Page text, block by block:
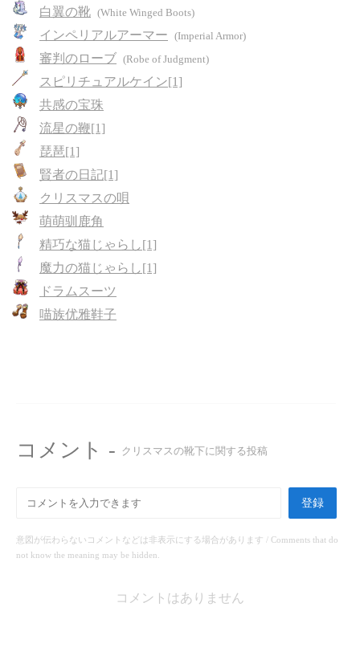
白翼の靴 (White Winged Boots)
インペリアルアーマー (Imperial Armor)
審判のローブ (Robe of Judgment)
スピリチュアルケイン[1]
共感の宝珠
流星の鞭[1]
琵琶[1]
賢者の日記[1]
クリスマスの唄
萌萌驯鹿角
精巧な猫じゃらし[1]
魔力の猫じゃらし[1]
ドラムスーツ
喵族优雅鞋子
コメント - クリスマスの靴下に関する投稿
登録
意図が伝わらないコメントなどは非表示にする場合があります / Comments that do
not know the meaning may be hidden.
コメントはありません